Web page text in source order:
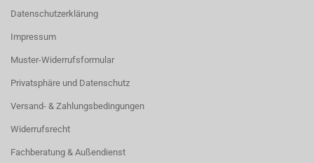
Datenschutzerklärung
Impressum
Muster-Widerrufsformular
Privatsphäre und Datenschutz
Versand- & Zahlungsbedingungen
Widerrufsrecht
Fachberatung & Außendienst